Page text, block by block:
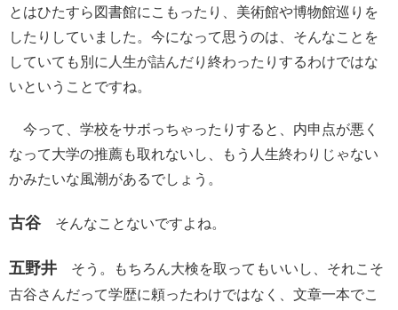
とはひたすら図書館にこもったり、美術館や博物館巡りを
したりしていました。今になって思うのは、そんなことを
していても別に人生が詰んだり終わったりするわけではな
いということですね。
今って、学校をサボっちゃったりすると、内申点が悪く
なって大学の推薦も取れないし、もう人生終わりじゃない
かみたいな風潮があるでしょう。
古谷そんなことないですよね。
五野井 そう。もちろん大検を取ってもいいし、それこそ
古谷さんだって学歴に頼ったわけではなく、文章一本でこ